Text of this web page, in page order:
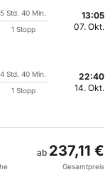
5 Std. 40 Min.
1 Stopp
13:05
07. Okt.
4 Std. 40 Min.
1 Stopp
22:40
14. Okt.
ab 237,11 €
Gesamtpreis